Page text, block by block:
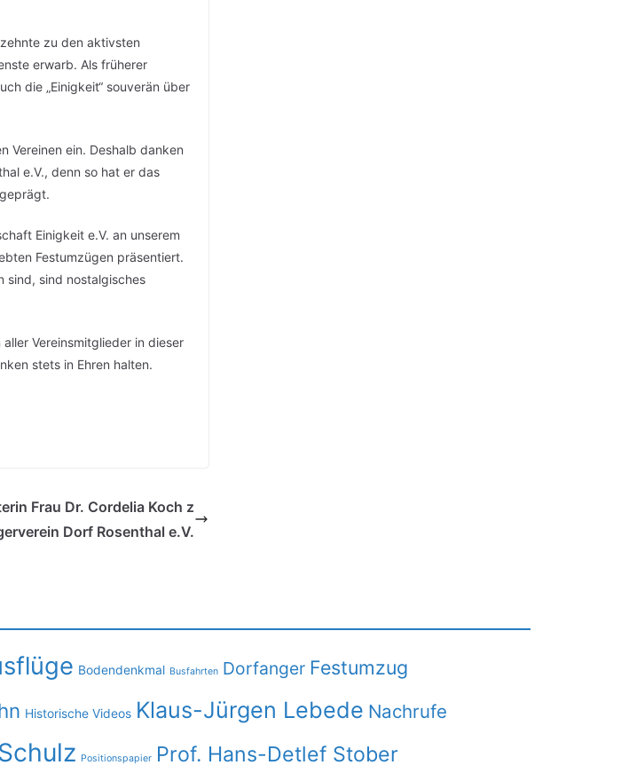
zu den aktivsten
erwarb. Als früherer
die „Einigkeit“ souverän über
Vereinen ein. Deshalb danken
e.V., denn so hat er das
Einigkeit e.V. an unserem
Festumzügen präsentiert.
sind, sind nostalgisches
Vereinsmitglieder in dieser
stets in Ehren halten.
Frau Dr. Cordelia Koch z
Dorf Rosenthal e.V.
Bodendenkmal Busfahrten Dorfanger Festumzug
Historische Videos Klaus-Jürgen Lebede Nachrufe
Positionspapier Prof. Hans-Detlef Stober